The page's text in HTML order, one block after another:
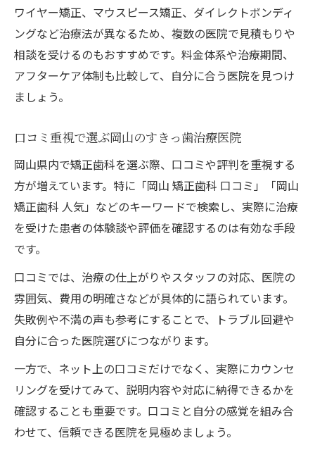
ワイヤー矯正、マウスピース矯正、ダイレクトボンディ
ングなど治療法が異なるため、複数の医院で見積もりや
相談を受けるのもおすすめです。料金体系や治療期間、
アフターケア体制も比較して、自分に合う医院を見つけ
ましょう。
口コミ重視で選ぶ岡山のすきっ歯治療医院
岡山県内で矯正歯科を選ぶ際、口コミや評判を重視する
方が増えています。特に「岡山 矯正歯科 口コミ」「岡山
矯正歯科 人気」などのキーワードで検索し、実際に治療
を受けた患者の体験談や評価を確認するのは有効な手段
です。
口コミでは、治療の仕上がりやスタッフの対応、医院の
雰囲気、費用の明確さなどが具体的に語られています。
失敗例や不満の声も参考にすることで、トラブル回避や
自分に合った医院選びにつながります。
一方で、ネット上の口コミだけでなく、実際にカウンセ
リングを受けてみて、説明内容や対応に納得できるかを
確認することも重要です。口コミと自分の感覚を組み合
わせて、信頼できる医院を見極めましょう。